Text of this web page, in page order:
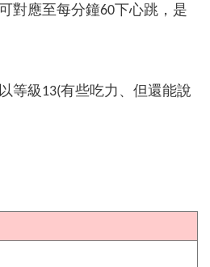
對應至每分鐘60下心跳，是
等級13(有些吃力、但還能說